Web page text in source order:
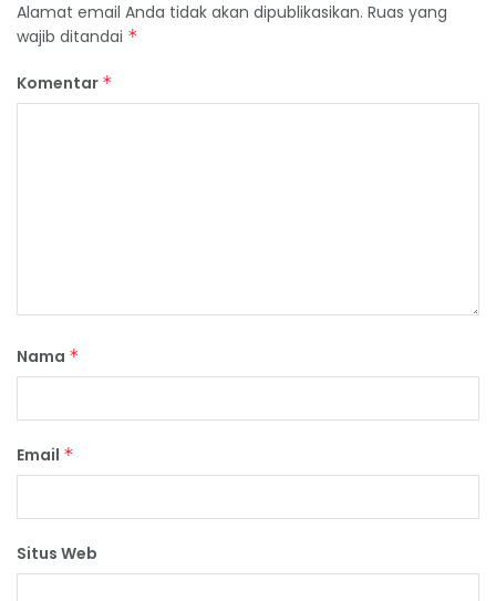
Alamat email Anda tidak akan dipublikasikan. Ruas yang
wajib ditandai *
Komentar *
Nama *
Email *
Situs Web